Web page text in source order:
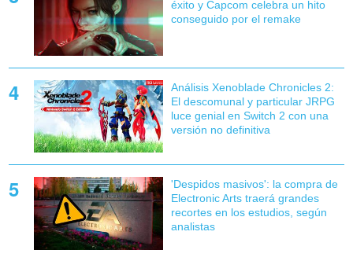
éxito y Capcom celebra un hito
conseguido por el remake
Análisis Xenoblade Chronicles 2:
El descomunal y particular JRPG
luce genial en Switch 2 con una
versión no definitiva
'Despidos masivos': la compra de
Electronic Arts traerá grandes
recortes en los estudios, según
analistas